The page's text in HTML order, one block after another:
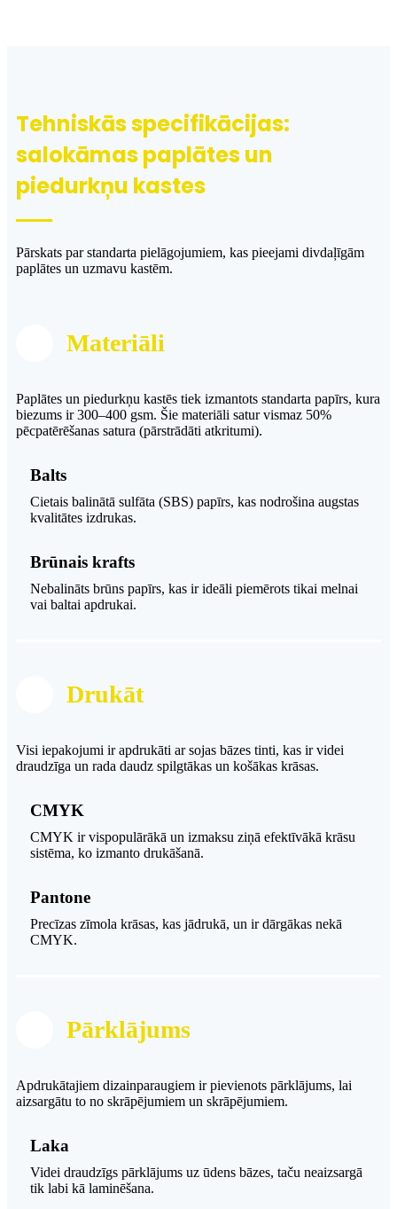
Tehniskās specifikācijas:
salokāmas paplātes un
piedurkņu kastes
Pārskats par standarta pielāgojumiem, kas pieejami divdaļīgām
paplātes un uzmavu kastēm.
Materiāli
Paplātes un piedurkņu kastēs tiek izmantots standarta papīrs, kura
biezums ir 300–400 gsm. Šie materiāli satur vismaz 50%
pēcpatērēšanas satura (pārstrādāti atkritumi).
Balts
Cietais balinātā sulfāta (SBS) papīrs, kas nodrošina augstas
kvalitātes izdrukas.
Brūnais krafts
Nebalināts brūns papīrs, kas ir ideāli piemērots tikai melnai
vai baltai apdrukai.
Drukāt
Visi iepakojumi ir apdrukāti ar sojas bāzes tinti, kas ir videi
draudzīga un rada daudz spilgtākas un košākas krāsas.
CMYK
CMYK ir vispopulārākā un izmaksu ziņā efektīvākā krāsu
sistēma, ko izmanto drukāšanā.
Pantone
Precīzas zīmola krāsas, kas jādrukā, un ir dārgākas nekā
CMYK.
Pārklājums
Apdrukātajiem dizainparaugiem ir pievienots pārklājums, lai
aizsargātu to no skrāpējumiem un skrāpējumiem.
Laka
Videi draudzīgs pārklājums uz ūdens bāzes, taču neaizsargā
tik labi kā laminēšana.